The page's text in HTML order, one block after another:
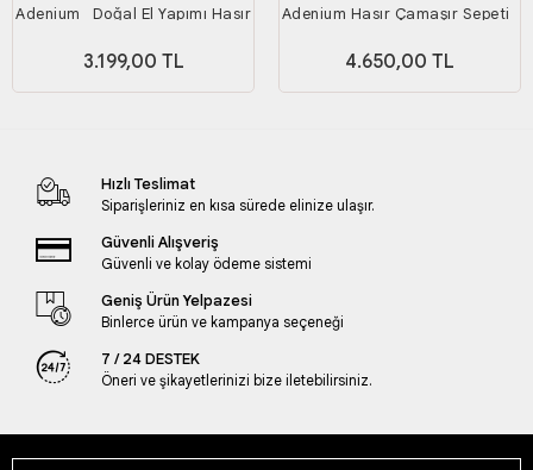
Adenium_ Doğal El Yapımı Hasır
3.199,00 TL
Adenium Hasır Çamaşır Sepeti_
4.650,00 TL
Hızlı Teslimat
Siparişleriniz en kısa sürede elinize ulaşır.
Güvenli Alışveriş
Güvenli ve kolay ödeme sistemi
Geniş Ürün Yelpazesi
Binlerce ürün ve kampanya seçeneği
7 / 24 DESTEK
Öneri ve şikayetlerinizi bize iletebilirsiniz.